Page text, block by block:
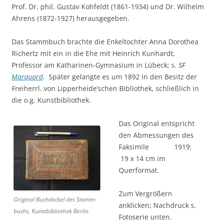
Prof. Dr. phil. Gustav Kohfeldt (1861-1934) und Dr. Wilhelm
Ahrens (1872-1927) herausgegeben.
Das Stammbuch brachte die Enkeltochter Anna Dorothea
Richertz mit ein in die Ehe mit Heinrich Kunhardt,
Professor am Katharinen-Gymnasium in Lübeck; s. SF
Marquard. Später gelangte es um 1892 in den Besitz der
Freiherrl. von Lipperheide’schen Bibliothek, schließlich in
die o.g. Kunstbibliothek.
Original Buchdeckel des Stamm-
buchs, Kunstbibliothek Berlin
Das Original entspricht
den Abmessungen des
Faksimile 1919:
19 x 14 cm im
Querformat.
Zum Vergrößern
anklicken; Nachdruck s.
Fotoserie unten.